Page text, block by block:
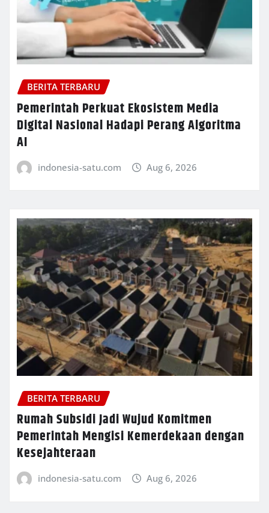
BERITA TERBARU
Pemerintah Perkuat Ekosistem Media
Digital Nasional Hadapi Perang Algoritma
AI
indonesia-satu.com Aug 6, 2026
BERITA TERBARU
Rumah Subsidi Jadi Wujud Komitmen
Pemerintah Mengisi Kemerdekaan dengan
Kesejahteraan
indonesia-satu.com Aug 6, 2026